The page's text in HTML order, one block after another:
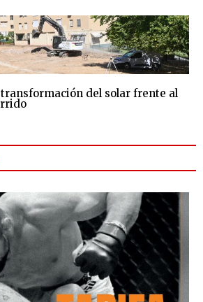
del solar frente al